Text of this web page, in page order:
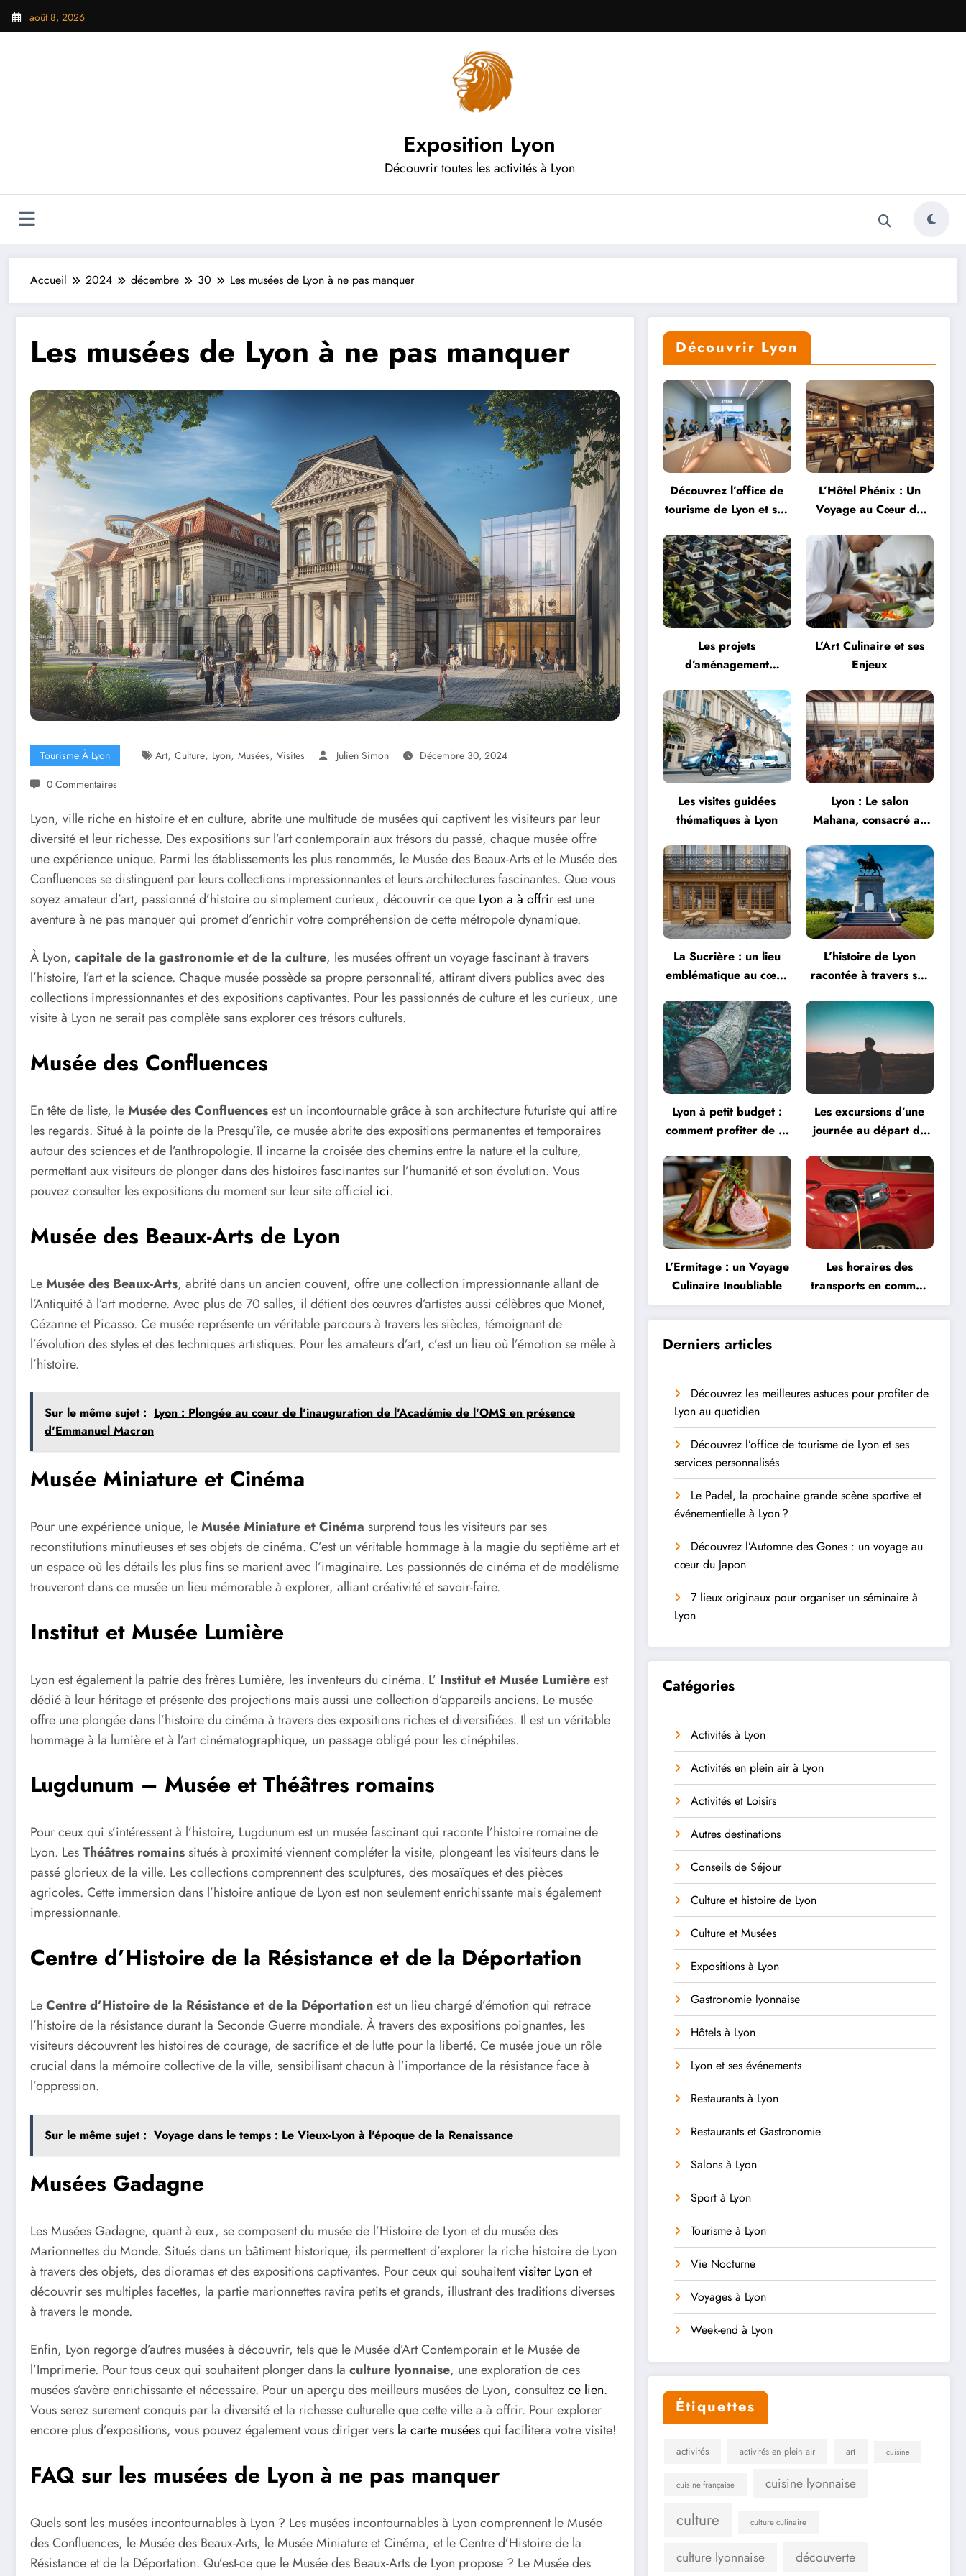
Aller
août 8, 2026
Exposition Lyon
Découvrir toutes les activités à Lyon
Accueil 2024 décembre 30 Les musées de Lyon à ne pas manquer
Les musées de Lyon à ne pas manquer
Tourisme À Lyon Art, Culture, Lyon, Musées, Visites Julien Simon
Décembre 30, 2024
0 Commentaires
Lyon, ville riche en histoire et en culture, abrite une multitude de musées qui captivent les visiteurs par leur
diversité et leur richesse. Des expositions sur l’art contemporain aux trésors du passé, chaque musée offre
une expérience unique. Parmi les établissements les plus renommés, le Musée des Beaux-Arts et le Musée des
Confluences se distinguent par leurs collections impressionnantes et leurs architectures fascinantes. Que vous
soyez amateur d’art, passionné d’histoire ou simplement curieux, découvrir ce que Lyon a à offrirest une
aventure à ne pas manquer qui promet d’enrichir votre compréhension de cette métropole dynamique.
À Lyon, capitale de la gastronomie et de la culture, les musées offrent un voyage fascinant à travers
l’histoire, l’art et la science. Chaque musée possède sa propre personnalité, attirant divers publics avec des
collections impressionnantes et des expositions captivantes. Pour les passionnés de culture et les curieux, une
visite à Lyon ne serait pas complète sans explorer ces trésors culturels.
Musée des Confluences
En tête de liste, leMusée des Confluencesest un incontournable grâce à son architecture futuriste qui attire
les regards. Situé à la pointe de la Presqu’île, ce musée abrite des expositions permanentes et temporaires
autour des sciences et de l’anthropologie. Il incarne la croisée des chemins entre la nature et la culture,
permettant aux visiteurs de plonger dans des histoires fascinantes sur l’humanité et son évolution. Vous
pouvez consulter les expositions du moment sur leur site officiel ici.
Musée des Beaux-Arts de Lyon
LeMusée des Beaux-Arts, abrité dans un ancien couvent, offre une collection impressionnante allant de
l’Antiquité à l’art moderne. Avec plus de 70 salles, il détient des œuvres d’artistes aussi célèbres que Monet,
Cézanne et Picasso. Ce musée représente un véritable parcours à travers les siècles, témoignant de
l’évolution des styles et des techniques artistiques. Pour les amateurs d’art, c’est un lieu où l’émotion se mêle à
l’histoire.
Sur le même sujet : Lyon : Plongée au cœur de l'inauguration de l'Académie de l'OMS en présence
d'Emmanuel Macron
Musée Miniature et Cinéma
Pour une expérience unique, leMusée Miniature et Cinéma surprend tous les visiteurs par ses
reconstitutions minutieuses et ses objets de cinéma. C’est un véritable hommage à la magie du septième art et
un espace où les détails les plus fins se marient avec l’imaginaire. Les passionnés de cinéma et de modélisme
trouveront dans ce musée un lieu mémorable à explorer, alliant créativité et savoir-faire.
Institut et Musée Lumière
Lyon est également la patrie des frères Lumière, les inventeurs du cinéma. L’ Institut et Musée Lumièreest
dédié à leur héritage et présente des projections mais aussi une collection d’appareils anciens. Le musée
offre une plongée dans l’histoire du cinéma à travers des expositions riches et diversifiées. Il est un véritable
hommage à la lumière et à l’art cinématographique, un passage obligé pour les cinéphiles.
Lugdunum – Musée et Théâtres romains
Pour ceux qui s’intéressent à l’histoire, Lugdunum est un musée fascinant qui raconte l’histoire romaine de
Lyon. LesThéâtres romainssitués à proximité viennent compléter la visite, plongeant les visiteurs dans le
passé glorieux de la ville. Les collections comprennent des sculptures, des mosaïques et des pièces
agricoles. Cette immersion dans l’histoire antique de Lyon est non seulement enrichissante mais également
impressionnante.
Centre d’Histoire de la Résistance et de la Déportation
LeCentre d’Histoire de la Résistance et de la Déportationest un lieu chargé d’émotion qui retrace
l’histoire de la résistance durant la Seconde Guerre mondiale. À travers des expositions poignantes, les
visiteurs découvrent les histoires de courage, de sacrifice et de lutte pour la liberté. Ce musée joue un rôle
crucial dans la mémoire collective de la ville, sensibilisant chacun à l’importance de la résistance face à
l’oppression.
Sur le même sujet : Voyage dans le temps : Le Vieux-Lyon à l'époque de la Renaissance
Musées Gadagne
Les Musées Gadagne, quant à eux, se composent du musée de l’Histoire de Lyon et du musée des
Marionnettes du Monde. Situés dans un bâtiment historique, ils permettent d’explorer la riche histoire de Lyon
à travers des objets, des dioramas et des expositions captivantes. Pour ceux qui souhaitentvisiter Lyon et
découvrir ses multiples facettes, la partie marionnettes ravira petits et grands, illustrant des traditions diverses
à travers le monde.
Enfin, Lyon regorge d’autres musées à découvrir, tels que le Musée d’Art Contemporain et le Musée de
l’Imprimerie. Pour tous ceux qui souhaitent plonger dans la culture lyonnaise, une exploration de ces
musées s’avère enrichissante et nécessaire. Pour un aperçu des meilleurs musées de Lyon, consultezce lien.
Vous serez surement conquis par la diversité et la richesse culturelle que cette ville a à offrir. Pour explorer
encore plus d’expositions, vous pouvez également vous diriger vers la carte muséesqui facilitera votre visite!
FAQ sur les musées de Lyon à ne pas manquer
Quels sont les musées incontournables à Lyon ? Les musées incontournables à Lyon comprennent le Musée
des Confluences, le Musée des Beaux-Arts, le Musée Miniature et Cinéma, et le Centre d’Histoire de la
Résistance et de la Déportation. Qu’est-ce que le Musée des Beaux-Arts de Lyon propose ? Le Musée des
Découvrir Lyon
Découvrez l’office de
tourisme de Lyon et ses
L’Hôtel Phénix : Un
Voyage au Cœur de
Les projets
d’aménagement
L’Art Culinaire et ses
Enjeux
Les visites guidées
thématiques à Lyon
Lyon : Le salon
Mahana, consacré au
grand retour à la Halle
Tony Garnier
La Sucrière : un lieu
emblématique au cœur
L’histoire de Lyon
racontée à travers ses
Lyon à petit budget :
comment profiter de la
Les excursions d’une
journée au départ de
L’Ermitage : un Voyage
Culinaire Inoubliable
Les horaires des
transports en commun
à Lyon
Derniers articles
Découvrez les meilleures astuces pour profiter de
Lyon au quotidien
Découvrez l’office de tourisme de Lyon et ses
services personnalisés
Le Padel, la prochaine grande scène sportive et
événementielle à Lyon ?
Découvrez l’Automne des Gones : un voyage au
cœur du Japon
7 lieux originaux pour organiser un séminaire à
Lyon
Catégories
Activités à Lyon
Activités en plein air à Lyon
Activités et Loisirs
Autres destinations
Conseils de Séjour
Culture et histoire de Lyon
Culture et Musées
Expositions à Lyon
Gastronomie lyonnaise
Hôtels à Lyon
Lyon et ses événements
Restaurants à Lyon
Restaurants et Gastronomie
Salons à Lyon
Sport à Lyon
Tourisme à Lyon
Vie Nocturne
Voyages à Lyon
Week-end à Lyon
Étiquettes
activités activités en plein air art cuisine
cuisine française cuisine lyonnaise
culture culture culinaire
culture lyonnaise découverte